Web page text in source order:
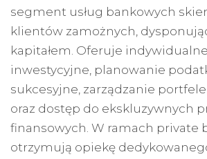
segment usług bankowych
klientów zamożnych,
kapitałem. Oferuje
inwestycyjne, planowanie
sukcesyjne, zarządzanie
oraz dostęp do ekskluzywnych
finansowych. W ramach private
otrzymują opiekę